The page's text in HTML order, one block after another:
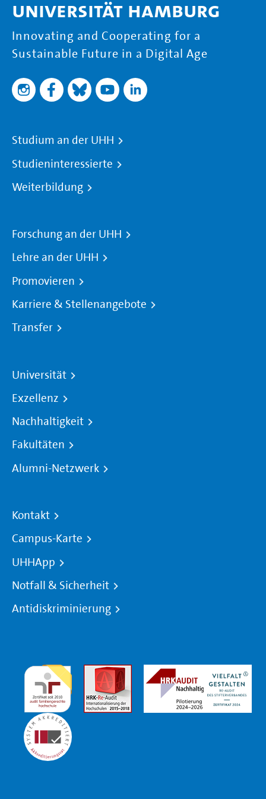
Universität Hamburg
Innovating and Cooperating for a
Sustainable Future in a Digital Age
Studium an der UHH
Studieninteressierte
Weiterbildung
Forschung an der UHH
Lehre an der UHH
Promovieren
Karriere & Stellenangebote
Transfer
Universität
Exzellenz
Nachhaltigkeit
Fakultäten
Alumni-Netzwerk
Kontakt
Campus-Karte
UHHApp
Notfall & Sicherheit
Antidiskriminierung